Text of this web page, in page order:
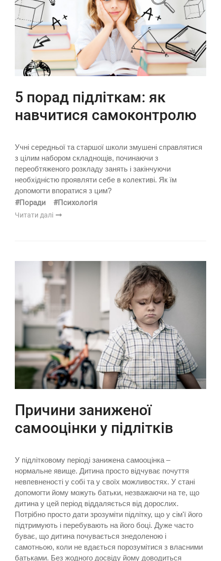
5 порад підліткам: як
навчитися самоконтролю
Учні середньої та старшої школи змушені справлятися
з цілим набором складнощів, починаючи з
переобтяженого розкладу занять і закінчуючи
необхідністю проявляти себе в колективі. Як їм
допомогти впоратися з цим?
#Поради #Психологія
Читати далі
Причини заниженої
самооцінки у підлітків
У підлітковому періоді занижена самооцінка –
нормальне явище. Дитина просто відчуває почуття
невпевненості у собі та у своїх можливостях. У стані
допомогти йому можуть батьки, незважаючи на те, що
дитина у цей період віддаляється від дорослих.
Потрібно просто дати зрозуміти підлітку, що у сім'ї його
підтримують і перебувають на його боці. Дуже часто
буває, що дитина почувається знедоленою і
самотньою, коли не вдається порозумітися з власними
батьками. Без жодного досвіду йому доводиться